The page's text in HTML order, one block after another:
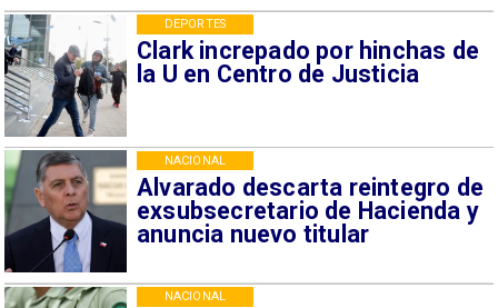
Clark increpado por hinchas de
la U en Centro de Justicia
DEPORTES
Alvarado descarta reintegro de
exsubsecretario de Hacienda y
anuncia nuevo titular
NACIONAL
NACIONAL